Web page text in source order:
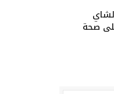
صحة